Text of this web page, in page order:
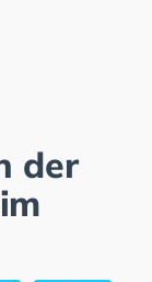
der